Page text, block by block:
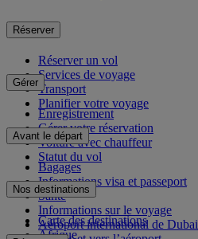
Réserver
Réserver un vol
Services de voyage
Transport
Planifier votre voyage
Gérer
Enregistrement
Gérer votre réservation
Voiture avec chauffeur
Statut du vol
Avant le départ
Bagages
Informations visa et passeport
Santé
Informations sur le voyage
Aéroport international de Dubai
Nos destinations
Carte des destinations
Afrique